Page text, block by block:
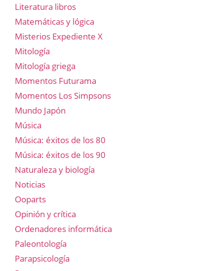
Literatura libros
Matemáticas y lógica
Misterios Expediente X
Mitología
Mitología griega
Momentos Futurama
Momentos Los Simpsons
Mundo Japón
Música
Música: éxitos de los 80
Música: éxitos de los 90
Naturaleza y biología
Noticias
Ooparts
Opinión y crítica
Ordenadores informática
Paleontología
Parapsicología